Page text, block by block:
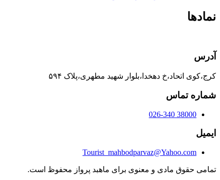
نمادها
آدرس
کرج،کوی اتحاد،خ دهخدا،بلوار شهید مطهری،پلاک ۵۹۴
شماره تماس
38000 026-340
ایمیل
Tourist_mahbodparvaz@Yahoo.com
تمامی حقوق مادی و معنوی برای ماهبد پرواز محفوظ است.